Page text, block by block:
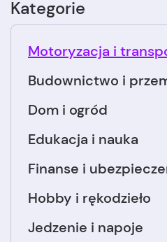
Kategorie
Budownictwo i
Dom i ogród
Edukacja i nauka
Finanse i
Hobby i rękodzieło
Jedzenie i napoje
Motoryzacja i